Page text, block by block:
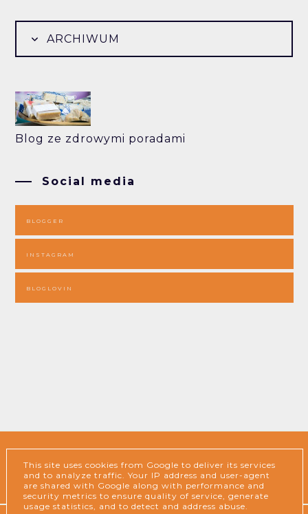
ARCHIWUM
Blog ze zdrowymi poradami
Social media
BLOGGER
INSTAGRAM
BLOGLOVIN
INSTAGRAM BLOGGER
This site uses cookies from Google to deliver its services
and to analyze traffic. Your IP address and user-agent
are shared with Google along with performance and
security metrics to ensure quality of service, generate
usage statistics, and to detect and address abuse.